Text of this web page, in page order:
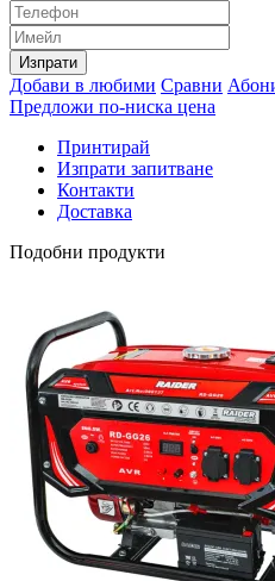
Изпрати
Добави в любими Сравни
Предложи по-ниска цена
Принтирай
Изпрати запитване
Контакти
Доставка
Подобни продукти